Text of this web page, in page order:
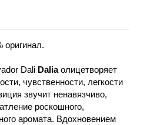
оригинал.
Dali Daliaолицетворяет
чувственности, легкости
звучит ненавязчиво,
роскошного,
аромата. Вдохновением